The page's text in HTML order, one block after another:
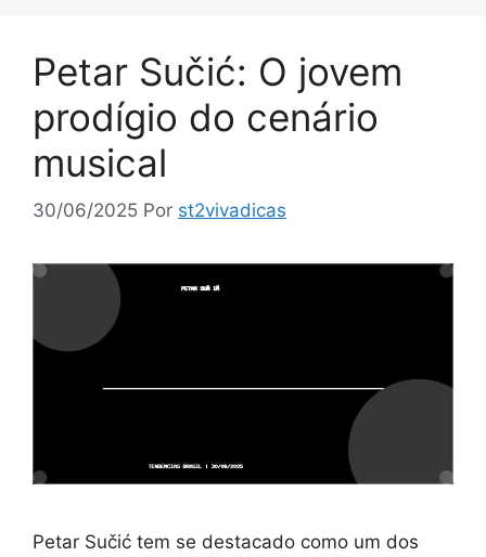
Petar Sučić: O jovem
prodígio do cenário
musical
30/06/2025 Por st2vivadicas
Petar Sučić tem se destacado como um dos